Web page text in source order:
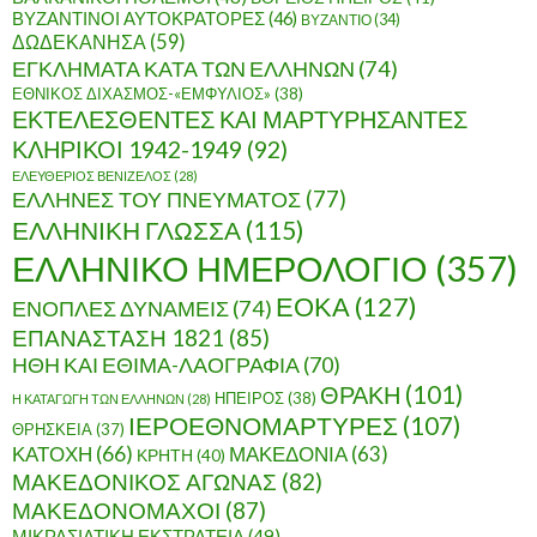
ΒΥΖΑΝΤΙΝΟΙ ΑΥΤΟΚΡΑΤΟΡΕΣ(46) ΒΥΖΑΝΤΙΟ(34)
ΔΩΔΕΚΑΝΗΣΑ (59)
ΕΓΚΛΗΜΑΤΑ ΚΑΤΑ ΤΩΝ ΕΛΛΗΝΩΝ (74)
ΕΘΝΙΚΟΣ ΔΙΧΑΣΜΟΣ-«ΕΜΦΥΛΙΟΣ» (38)
ΕΚΤΕΛΕΣΘΕΝΤΕΣ ΚΑΙ ΜΑΡΤΥΡΗΣΑΝΤΕΣ
ΚΛΗΡΙΚΟΙ 1942-1949 (92)
ΕΛΕΥΘΕΡΙΟΣ ΒΕΝΙΖΕΛΟΣ (28)
ΕΛΛΗΝΕΣ ΤΟΥ ΠΝΕΥΜΑΤΟΣ (77)
ΕΛΛΗΝΙΚΗ ΓΛΩΣΣΑ (115)
ΕΛΛΗΝΙΚΟ ΗΜΕΡΟΛΟΓΙΟ (357)
ΕΝΟΠΛΕΣ ΔΥΝΑΜΕΙΣ(74) ΕΟΚΑ (127)
ΕΠΑΝΑΣΤΑΣΗ 1821 (85)
ΗΘΗ ΚΑΙ ΕΘΙΜΑ-ΛΑΟΓΡΑΦΙΑ(70)
Η ΚΑΤΑΓΩΓΗ ΤΩΝ ΕΛΛΗΝΩΝ (28) ΗΠΕΙΡΟΣ(38) ΘΡΑΚΗ (101)
ΘΡΗΣΚΕΙΑ(37) ΙΕΡΟΕΘΝΟΜΑΡΤΥΡΕΣ (107)
ΚΑΤΟΧΗ (66) ΚΡΗΤΗ (40) ΜΑΚΕΔΟΝΙΑ(63)
ΜΑΚΕΔΟΝΙΚΟΣ ΑΓΩΝΑΣ (82)
ΜΑΚΕΔΟΝΟΜΑΧΟΙ (87)